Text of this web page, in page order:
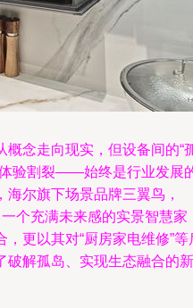
念走向现实，但设备间的“
验割裂——始终是行业发展
尔旗下场景品牌三翼鸟，
个充满未来感的实景智慧家
更以其对“厨房家电维修”等
破解孤岛、实现生态融合的新